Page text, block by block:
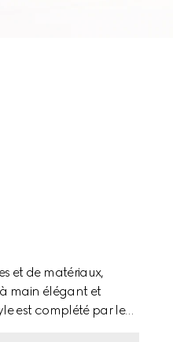
et de matériaux,
main élégant et
est complété par le